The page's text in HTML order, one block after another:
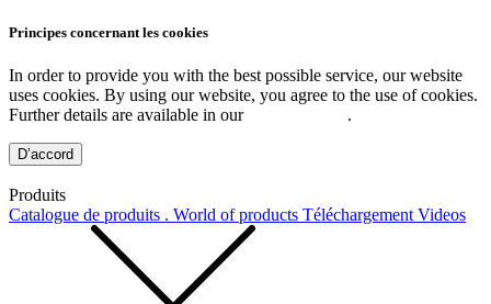
Principes concernant les cookies
In order to provide you with the best possible service, our website
uses cookies. By using our website, you agree to the use of cookies.
Further details are available in our
.
D’accord
Produits
Catalogue de produits . World of products Téléchargement Videos